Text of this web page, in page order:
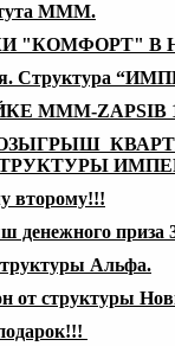
МММ.
"КОМФОРТ" В
Структура
MMM-ZAPSIB
второму!!!
денежного приза
Альфа.
от структуры